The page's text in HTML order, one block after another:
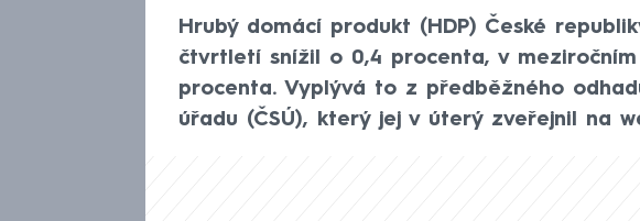
Hrubý domácí produkt (HDP) České
čtvrtletí snížil o 0,4 procenta, v meziročním
procenta. Vyplývá to z předběžného
úřadu (ČSÚ), který jej v úterý zveřejnil na